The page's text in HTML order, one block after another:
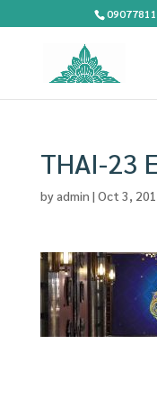
THAI-23
byadmin | Oct 3,